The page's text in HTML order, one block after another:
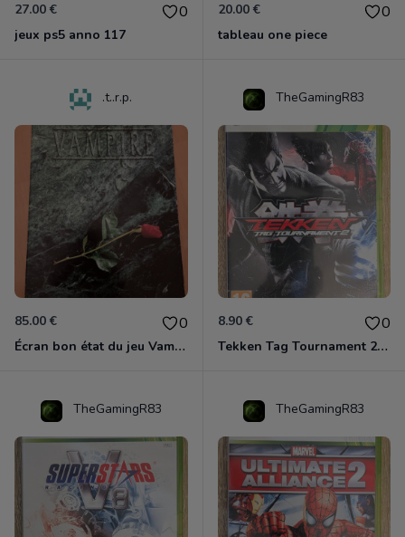
27.00 € 0
jeux ps5 anno 117
20.00 € 0
tableau one piece
.t..r.p.
85.00 € 0
Écran bon état du jeu Vampire et livre de règles « la mascarade » état d’usage
TheGamingR83
8.90 € 0
Tekken Tag Tournament 2 Xbox 360
TheGamingR83 TheGamingR83